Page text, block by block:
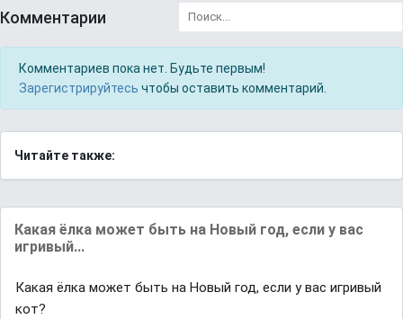
Комментарии
Комментариев пока нет. Будьте первым!
Зарегистрируйтесь чтобы оставить комментарий.
Читайте также:
Какая ёлка может быть на Новый год, если у вас
игривый...
Какая ёлка может быть на Новый год, если у вас игривый
кот?